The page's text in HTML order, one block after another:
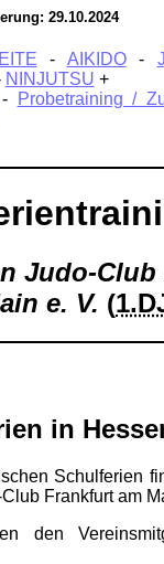
29.10.2024
- AIKIDO-
NINJUTSU +
Probetraining /
Judo-
e. V. (
in
Schulferien
Frankfurt am
den